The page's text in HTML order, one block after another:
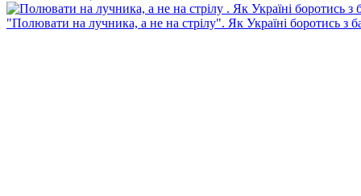
"Полювати на лучника, а не на стрілу". Як Україні боротись з